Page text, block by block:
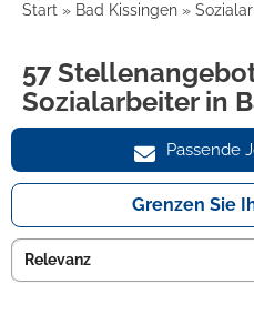
Start Bad Kissingen
57
Sozialarbeiter in
Passende
Grenzen Sie